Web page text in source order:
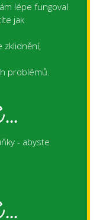
lépe fungoval
jak
zklidnění,
problémů.
- abyste